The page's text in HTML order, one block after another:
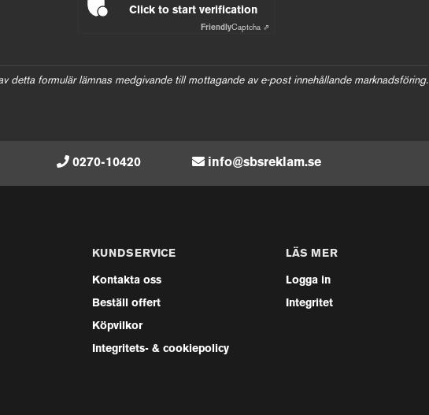
Click to start verification
FriendlyCaptcha ⇗
detta formulär lämnas medgivande till mottagande av e-post innehållande marknadsföring.
0270-10420 info@sbsreklam.se
KUNDSERVICE
Kontakta oss
Beställ offert
Köpvilkor
Integritets- & cookiepolicy
LÄS MER
Logga in
Integritet